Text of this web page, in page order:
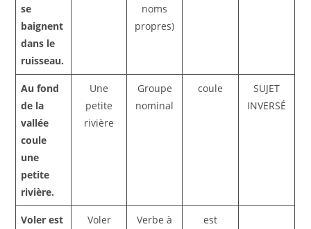
se
baignent
dans le
ruisseau.
noms
propres)
Au fond
de la
vallée
coule
une
petite
rivière.
Une
petite
rivière
Groupe
nominal
coule
SUJET
INVERSÉ
Voler est
Voler
Verbe à
est